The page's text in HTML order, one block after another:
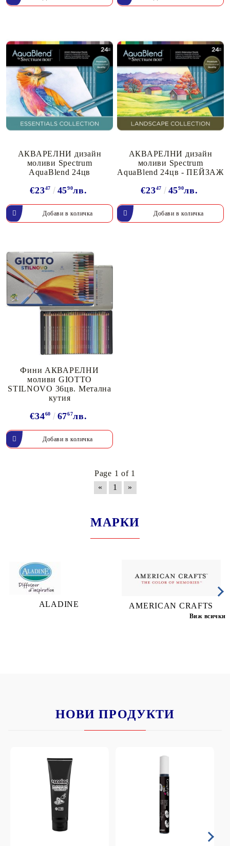
АКВАРЕЛНИ дизайн
моливи Spectrum
AquaBlend 24цв
€2347 4590лв.
АКВАРЕЛНИ дизайн
моливи Spectrum
AquaBlend 24цв - ПЕЙЗАЖ
€2347 4590лв.
Фини АКВАРЕЛНИ
моливи GIOTTO
STILNOVO 36цв. Метална
кутия
€3460 6767лв.
Page 1 of 1
«
1 »
МАРКИ
ALADINE AMERICAN CRAFTS
Виж всички
НОВИ ПРОДУКТИ